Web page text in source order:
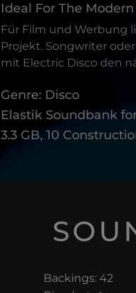
Ideal For The
Für Film und Werbung
Projekt. Songwriter
mit Electric Disco den
Genre: Disco
Elastik Soundbank
3.3 GB, 10
Backings: 42